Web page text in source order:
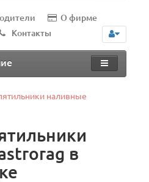
О фирме
Контакты
наливные
в